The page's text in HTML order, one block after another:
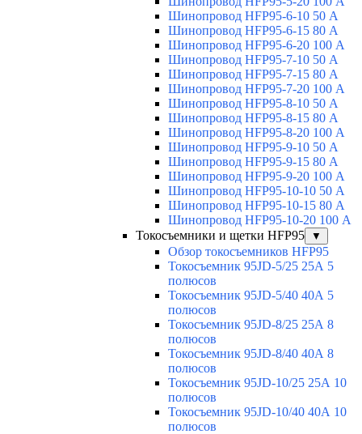
Шинопровод HFP95-6-10 50 А
Шинопровод HFP95-6-15 80 А
Шинопровод HFP95-6-20 100 А
Шинопровод HFP95-7-10 50 А
Шинопровод HFP95-7-15 80 А
Шинопровод HFP95-7-20 100 А
Шинопровод HFP95-8-10 50 А
Шинопровод HFP95-8-15 80 А
Шинопровод HFP95-8-20 100 А
Шинопровод HFP95-9-10 50 А
Шинопровод HFP95-9-15 80 А
Шинопровод HFP95-9-20 100 А
Шинопровод HFP95-10-10 50 А
Шинопровод HFP95-10-15 80 А
Шинопровод HFP95-10-20 100 А
Токосъемники и щетки HFP95
▼
Обзор токосъемников HFP95
Токосъемник 95JD-5/25 25А 5
полюсов
Токосъемник 95JD-5/40 40А 5
полюсов
Токосъемник 95JD-8/25 25А 8
полюсов
Токосъемник 95JD-8/40 40А 8
полюсов
Токосъемник 95JD-10/25 25А 10
полюсов
Токосъемник 95JD-10/40 40А 10
полюсов